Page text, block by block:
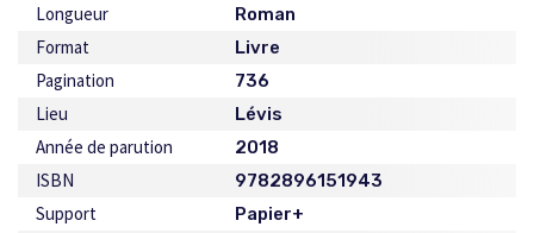
Longueur Roman
Format Livre
Pagination 736
Lieu Lévis
Année de parution 2018
ISBN 9782896151943
Support Papier+